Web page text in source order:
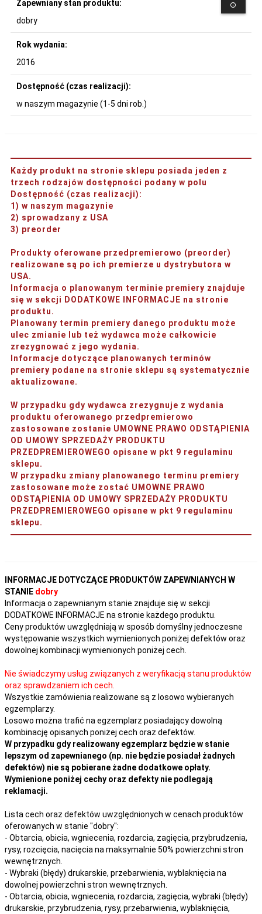
Zapewniany stan produktu:
dobry
Rok wydania:
2016
Dostępność (czas realizacji):
w naszym magazynie (1-5 dni rob.)
Każdy produkt na stronie sklepu posiada jeden z
trzech rodzajów dostępności podany w polu
Dostępność (czas realizacji):
1) w naszym magazynie
2) sprowadzany z USA
3) preorder
Produkty oferowane przedpremierowo (preorder)
realizowane są po ich premierze u dystrybutora w
USA.
Informacja o planowanym terminie premiery znajduje
się w sekcji DODATKOWE INFORMACJE na stronie
produktu.
Planowany termin premiery danego produktu może
ulec zmianie lub też wydawca może całkowicie
zrezygnować z jego wydania.
Informacje dotyczące planowanych terminów
premiery podane na stronie sklepu są systematycznie
aktualizowane.
W przypadku gdy wydawca zrezygnuje z wydania
produktu oferowanego przedpremierowo
zastosowane zostanie UMOWNE PRAWO ODSTĄPIENIA
OD UMOWY SPRZEDAŻY PRODUKTU
PRZEDPREMIEROWEGO opisane w pkt 9 regulaminu
sklepu.
W przypadku zmiany planowanego terminu premiery
zastosowane może zostać UMOWNE PRAWO
ODSTĄPIENIA OD UMOWY SPRZEDAŻY PRODUKTU
PRZEDPREMIEROWEGO opisane w pkt 9 regulaminu
sklepu.
INFORMACJE DOTYCZĄCE PRODUKTÓW ZAPEWNIANYCH W
STANIE dobry
Informacja o zapewnianym stanie znajduje się w sekcji
DODATKOWE INFORMACJE na stronie każdego produktu.
Ceny produktów uwzględniają w sposób domyślny jednoczesne
występowanie wszystkich wymienionych poniżej defektów oraz
dowolnej kombinacji wymienionych poniżej cech.
Nie świadczymy usług związanych z weryfikacją stanu produktów
oraz sprawdzaniem ich cech.
Wszystkie zamówienia realizowane są z losowo wybieranych
egzemplarzy.
Losowo można trafić na egzemplarz posiadający dowolną
kombinację opisanych poniżej cech oraz defektów.
W przypadku gdy realizowany egzemplarz będzie w stanie
lepszym od zapewnianego (np. nie będzie posiadał żadnych
defektów) nie są pobierane żadne dodatkowe opłaty.
Wymienione poniżej cechy oraz defekty nie podlegają
reklamacji.
Lista cech oraz defektów uwzględnionych w cenach produktów
oferowanych w stanie "dobry":
- Obtarcia, obicia, wgniecenia, rozdarcia, zagięcia, przybrudzenia,
rysy, rozcięcia, nacięcia na maksymalnie 50% powierzchni stron
wewnętrznych.
- Wybraki (błędy) drukarskie, przebarwienia, wyblaknięcia na
dowolnej powierzchni stron wewnętrznych.
- Obtarcia, obicia, wgniecenia, rozdarcia, zagięcia, wybraki (błędy)
drukarskie, przybrudzenia, rysy, przebarwienia, wyblaknięcia,